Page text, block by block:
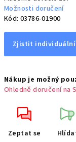
Možnosti doručení
Kód: 03786-01900
Zjistit individuální
Nákup je možný
Ohledně doručení na
Zeptat se